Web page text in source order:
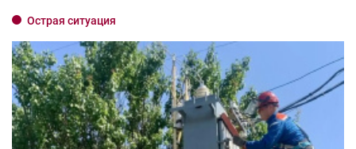
Острая ситуация